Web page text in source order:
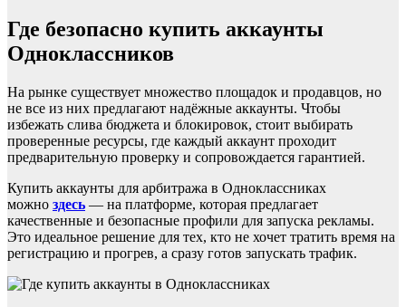
Где безопасно купить аккаунты
Одноклассников
На рынке существует множество площадок и продавцов, но
не все из них предлагают надёжные аккаунты. Чтобы
избежать слива бюджета и блокировок, стоит выбирать
проверенные ресурсы, где каждый аккаунт проходит
предварительную проверку и сопровождается гарантией.
Купить аккаунты для арбитража в Одноклассниках
можно здесь — на платформе, которая предлагает
качественные и безопасные профили для запуска рекламы.
Это идеальное решение для тех, кто не хочет тратить время на
регистрацию и прогрев, а сразу готов запускать трафик.